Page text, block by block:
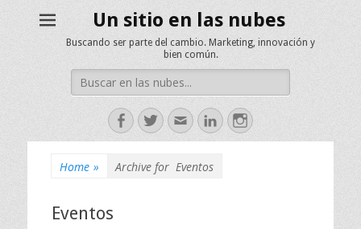
Un sitio en las nubes
Buscando ser parte del cambio. Marketing, innovación y
bien común.
Search
for:
FacebookTwitterEmail LinkedInInstagram
Home » Archive for Eventos
Eventos